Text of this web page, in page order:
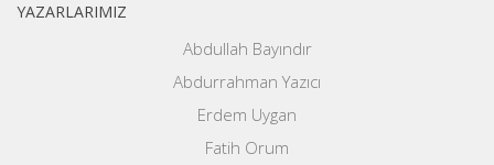
YAZARLARIMIZ
Abdullah Bayındır
Abdurrahman Yazıcı
Erdem Uygan
Fatih Orum